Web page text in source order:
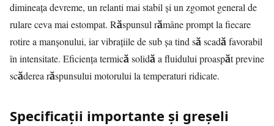
dimineața devreme, un relanti mai stabil și un zgomot general de
rulare ceva mai estompat. Răspunsul rămâne prompt la fiecare
rotire a manșonului, iar vibrațiile de sub șa tind să scadă favorabil
în intensitate. Eficiența termică solidă a fluidului proaspăt previne
scăderea răspunsului motorului la temperaturi ridicate.
Specificații importante și greșeli